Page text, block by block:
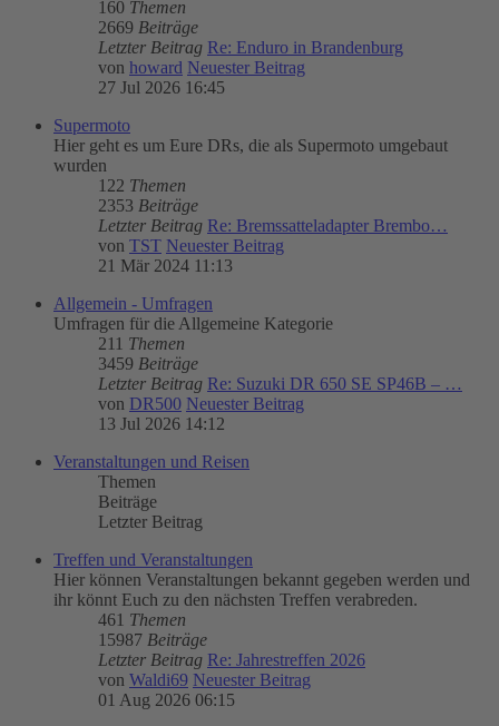
160 Themen
2669 Beiträge
Letzter Beitrag Re: Enduro in Brandenburg
von howard Neuester Beitrag
27 Jul 2026 16:45
Supermoto
Hier geht es um Eure DRs, die als Supermoto umgebaut
wurden
122 Themen
2353 Beiträge
Letzter Beitrag Re: Bremssatteladapter Brembo…
von TST Neuester Beitrag
21 Mär 2024 11:13
Allgemein - Umfragen
Umfragen für die Allgemeine Kategorie
211 Themen
3459 Beiträge
Letzter Beitrag Re: Suzuki DR 650 SE SP46B – …
von DR500 Neuester Beitrag
13 Jul 2026 14:12
Veranstaltungen und Reisen
Themen
Beiträge
Letzter Beitrag
Treffen und Veranstaltungen
Hier können Veranstaltungen bekannt gegeben werden und
ihr könnt Euch zu den nächsten Treffen verabreden.
461 Themen
15987 Beiträge
Letzter Beitrag Re: Jahrestreffen 2026
von Waldi69 Neuester Beitrag
01 Aug 2026 06:15